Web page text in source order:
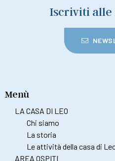
Iscriviti alle
Menù
LA CASA DI LEO
Chi siamo
La storia
Le attività della casa di
AREA OSPITI